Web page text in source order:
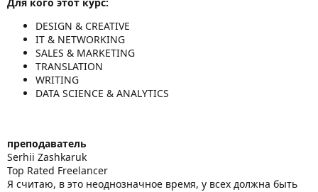
DESIGN & CREATIVE
IT & NETWORKING
SALES & MARKETING
TRANSLATION
WRITING
DATA SCIENCE & ANALYTICS
преподаватель
Serhii Zashkaruk
Top Rated Freelancer
Я считаю, в это неоднозначное время, у всех должна быть